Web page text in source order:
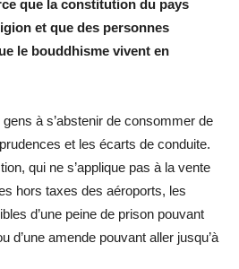
que la constitution du pays
et que des personnes
le bouddhisme vivent en
à s’abstenir de consommer de
et les écarts de conduite.
qui ne s’applique pas à la vente
hors taxes des aéroports, les
d’une peine de prison pouvant
d’une amende pouvant aller jusqu’à